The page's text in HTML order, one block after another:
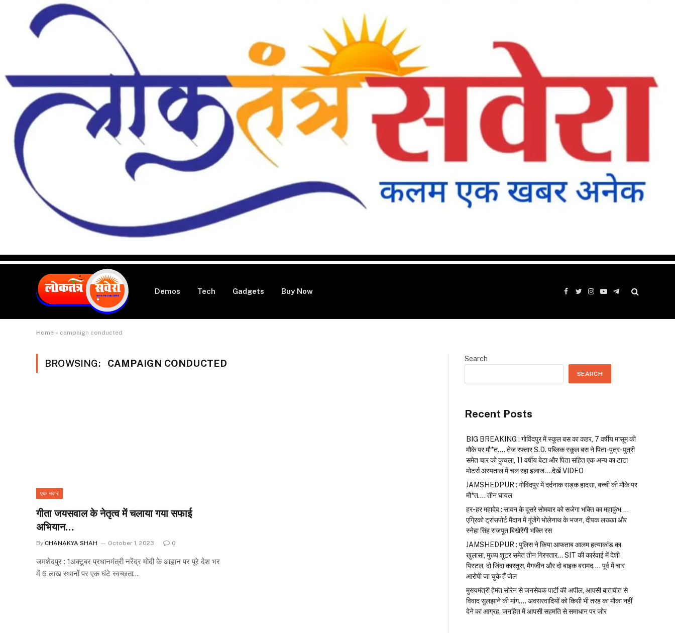
Demos Tech Gadgets Buy Now
Facebook
TwitterInstagram
YouTube
Telegram
Home » campaign conducted
BROWSING: CAMPAIGN CONDUCTED
एक नजर
गीता जयसवाल के नेतृत्व में चलाया गया सफाई
अभियान…
By CHANAKYA SHAH October 1, 2023 0
जमशेदपुर : 1अक्टूबर प्रधानमंत्री नरेंद्र मोदी के आह्वान पर पूरे देश भर
में 6 लाख स्थानों पर एक घंटे स्वच्छता…
Search
SEARCH
Recent Posts
BIG BREAKING : गोविंदपुर में स्कूल बस का कहर, 7 वर्षीय मासूम की
मौके पर मौ*त…. तेज रफ्तार S.D. पब्लिक स्कूल बस ने पिता-पुत्र-पुत्री
समेत चार को कुचला, 11 वर्षीय बेटा और पिता सहित एक अन्य का टाटा
मोटर्स अस्पताल में चल रहा इलाज….देखें VIDEO
JAMSHEDPUR : गोविंदपुर में दर्दनाक सड़क हादसा, बच्ची की मौके पर
मौ*त…. तीन घायल
हर-हर महादेव : सावन के दूसरे सोमवार को सजेगा भक्ति का महाकुंभ….
एग्रिको ट्रांसपोर्ट मैदान में गूंजेंगे भोलेनाथ के भजन, दीपक लख्खा और
स्नेहा सिंह राजपूत बिखेरेंगी भक्ति रस
JAMSHEDPUR : पुलिस ने किया आफताब आलम हत्याकांड का
खुलासा, मुख्य शूटर समेत तीन गिरफ्तार… SIT की कार्रवाई में देशी
पिस्टल, दो जिंदा कारतूस, मैगजीन और दो बाइक बरामद…. पूर्व में चार
आरोपी जा चुके हैं जेल
मुख्यमंत्री हेमंत सोरेन से जनसेवक पार्टी की अपील, आपसी बातचीत से
विवाद सुलझाने की मांग…. अवसरवादियों को किसी भी तरह का मौका नहीं
देने का आग्रह, जनहित में आपसी सहमति से समाधान पर जोर